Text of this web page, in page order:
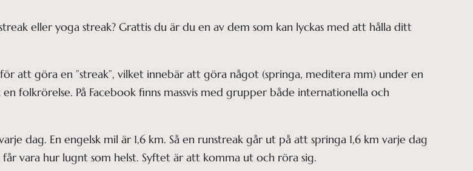
eller yoga streak? Grattis du är du en av dem som kan lyckas med att hålla ditt
att göra en ”streak”, vilket innebär att göra något (springa, meditera mm) under en
folkrörelse. På Facebook finns massvis med grupper både internationella och
dag. En engelsk mil är 1,6 km. Så en runstreak går ut på att springa 1,6 km varje dag
vara hur lugnt som helst. Syftet är att komma ut och röra sig.